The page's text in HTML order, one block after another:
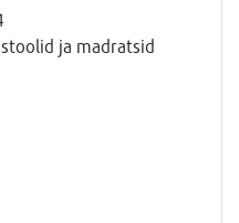
ja madratsid